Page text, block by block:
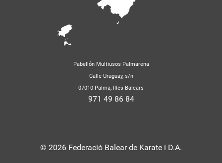
Pabellón Multiusos Palmarena
Calle Uruguay, s/n
07010 Palma, Illes Balears
971 49 86 84
© 2026 Federació Balear de Karate i D.A.